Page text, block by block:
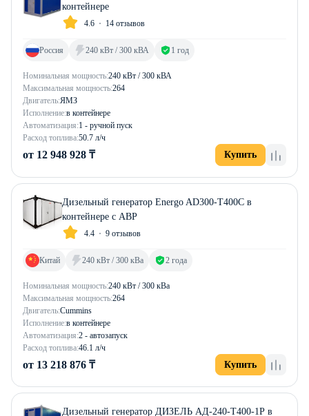
контейнере
4.6 14 отзывов
Номинальная мощность:240 кВт / 300 кВА
Максимальная мощность:264
Двигатель:ЯМЗ
Исполнение:в контейнере
Автоматизация:1 - ручной пуск
Расход топлива:50.7 л/ч
Россия 240 кВт / 300 кВА 1 год
от 12 948 928 ₸ Купить
Дизельный генератор Energo AD300-T400C в
контейнере с АВР
4.4 9 отзывов
Номинальная мощность:240 кВт / 300 кВа
Максимальная мощность:264
Двигатель:Cummins
Исполнение:в контейнере
Автоматизация:2 - автозапуск
Расход топлива:46.1 л/ч
Китай 240 кВт / 300 кВа 2 года
от 13 218 876 ₸ Купить
Дизельный генератор ДИЗЕЛЬ АД-240-Т400-1Р в